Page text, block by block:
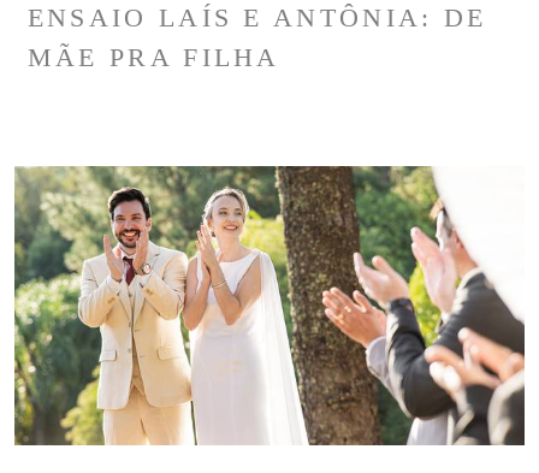
ENSAIO LAÍS E ANTÔNIA: DE
MÃE PRA FILHA